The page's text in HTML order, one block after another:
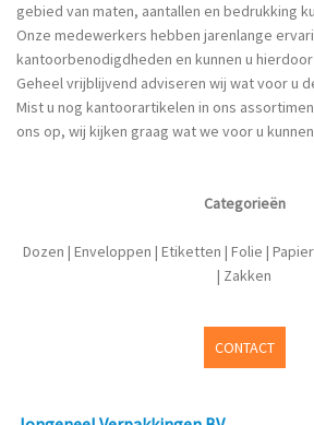
gebied van maten, aantallen en bedrukking
Onze medewerkers hebben jarenlange
kantoorbenodigdheden en kunnen u
Geheel vrijblijvend adviseren wij wat voor u
Mist u nog kantoorartikelen in ons
ons op, wij kijken graag wat we voor u
Categorieën
Dozen | Enveloppen | Etiketten | Folie | Papier
| Zakken
CONTACT